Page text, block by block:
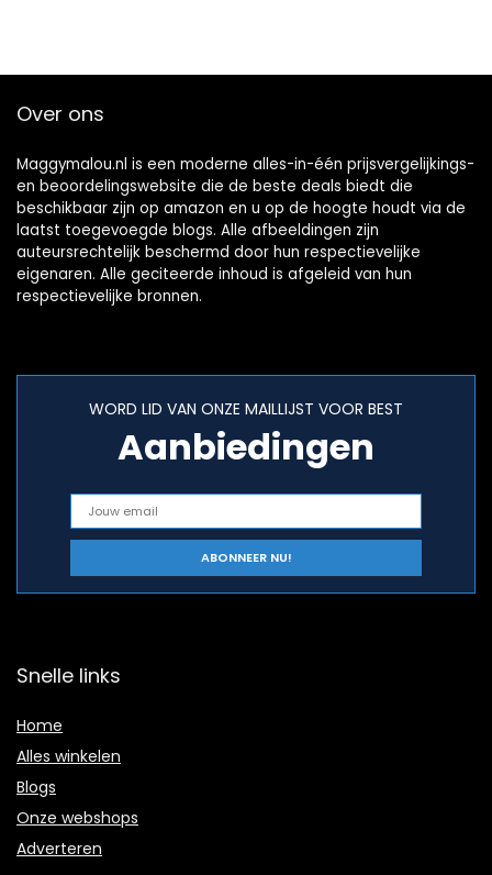
Over ons
Maggymalou.nl is een moderne alles-in-één prijsvergelijkings-
en beoordelingswebsite die de beste deals biedt die
beschikbaar zijn op amazon en u op de hoogte houdt via de
laatst toegevoegde blogs. Alle afbeeldingen zijn
auteursrechtelijk beschermd door hun respectievelijke
eigenaren. Alle geciteerde inhoud is afgeleid van hun
respectievelijke bronnen.
WORD LID VAN ONZE MAILLIJST VOOR BEST
Aanbiedingen
Snelle links
Home
Alles winkelen
Blogs
Onze webshops
Adverteren